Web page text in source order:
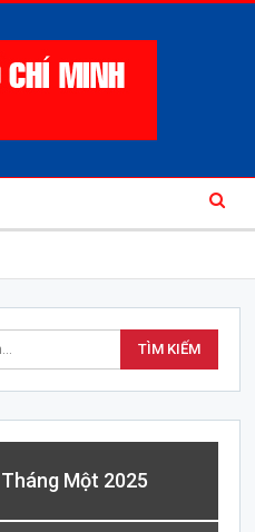
Tháng Một 2025